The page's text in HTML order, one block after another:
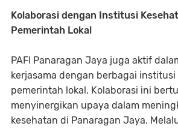
Kolaborasi dengan Institusi
Pemerintah Lokal
PAFI Panaragan Jaya juga aktif
kerjasama dengan berbagai
pemerintah lokal. Kolaborasi ini
menyinergikan upaya dalam
kesehatan di Panaragan Jaya.